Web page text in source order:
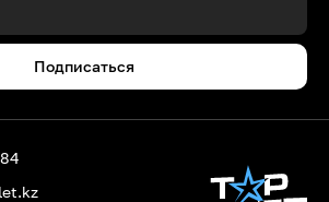
Подписаться